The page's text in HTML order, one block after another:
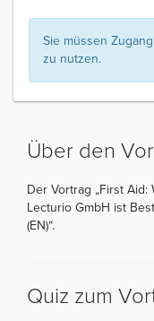
Sie müssen
zu nutzen.
Über den
Der Vortrag „First
Lecturio GmbH ist
(EN)“.
Quiz zum